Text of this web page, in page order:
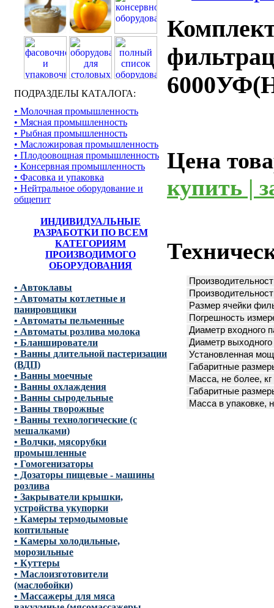
ПОДРАЗДЕЛЫ КАТАЛОГА:
• Молочная промышленность
• Мясная промышленность
• Рыбная промышленность
• Масложировая промышленность
• Плодоовощная промышленность
• Консервная промышленность
• Фасовка и упаковка
• Нейтральное оборудование и
общепит
ИНДИВИДУАЛЬНЫЕ
РАЗРАБОТКИ ПО ВСЕМ
КАТЕГОРИЯМ
ПРОИЗВОДИМОГО
ОБОРУДОВАНИЯ
• Автоклавы
• Автоматы котлетные и
панировщики
• Автоматы пельменные
• Автоматы розлива молока
• Бланширователи
• Ванны длительной пастеризации
(ВДП)
• Ванны моечные
• Ванны охлаждения
• Ванны сыродельные
• Ванны творожные
• Ванны технологические (с
мешалками)
• Волчки, мясорубки
промышленные
• Гомогенизаторы
• Дозаторы пищевые - машины
розлива
• Закрыватели крышки,
устройства укупорки
• Камеры термодымовые
коптильные
• Камеры холодильные,
морозильные
• Куттеры
• Маслоизготовители
(маслобойки)
• Массажеры для мяса
Цена
купить |
Размер ячейки
Погрешность
Диаметр входного
Диаметр
Установленная
Габаритные
Масса, не более, кг
Габаритные
Масса в упаковке,